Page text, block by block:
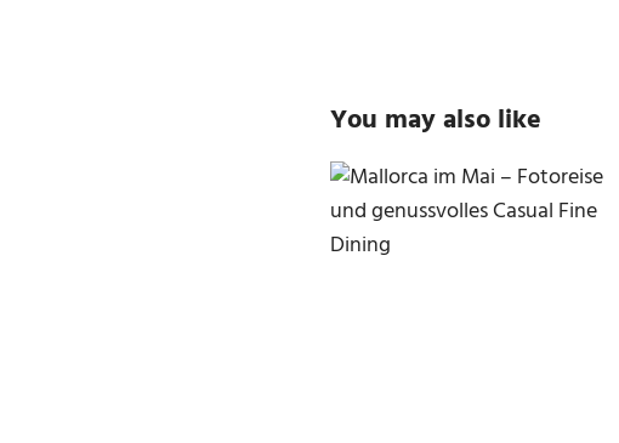
You may also like